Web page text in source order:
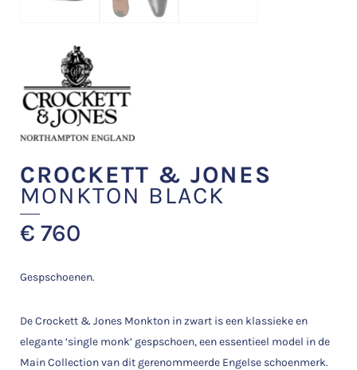
CROCKETT & JONES
MONKTON BLACK
€ 760
Gespschoenen.
De Crockett & Jones Monkton in zwart is een klassieke en
elegante ‘single monk’ gespschoen, een essentieel model in de
Main Collection van dit gerenommeerde Engelse schoenmerk.